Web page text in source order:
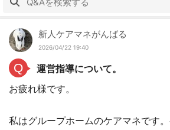
新人ケアマネがんばる
2026/04/22 19:40
Q
運営指導について。
お疲れ様です。
私はグループホームのケアマネです